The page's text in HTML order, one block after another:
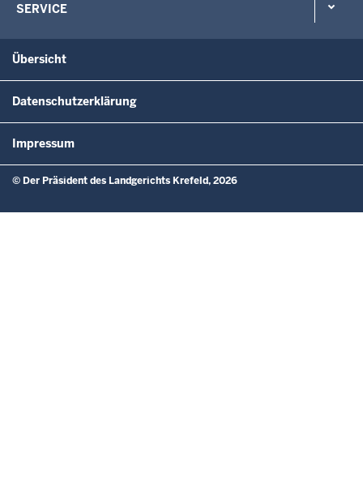
SERVICE
Übersicht
Datenschutzerklärung
Impressum
© Der Präsident des Landgerichts Krefeld, 2026